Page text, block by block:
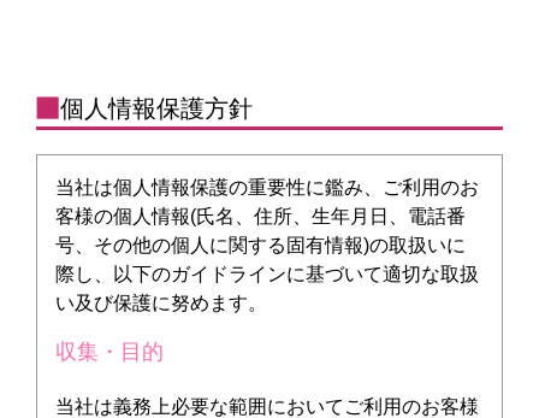
個人情報保護方針
当社は個人情報保護の重要性に鑑み、ご利用のお
客様の個人情報(氏名、住所、生年月日、電話番
号、その他の個人に関する固有情報)の取扱いに
際し、以下のガイドラインに基づいて適切な取扱
い及び保護に努めます。
収集・目的
当社は義務上必要な範囲においてご利用のお客様